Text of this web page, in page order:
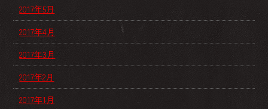
2017年5月
2017年4月
2017年3月
2017年2月
2017年1月